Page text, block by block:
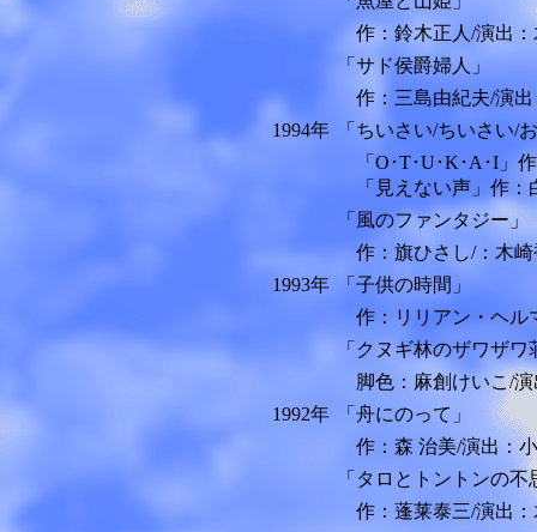
作：鈴木正人/演出：
「サド侯爵婦人」
作：三島由紀夫/演出
1994年
「ちいさい/ちいさい/
「O･T･U･K･A･I」
「見えない声」作
「風のファンタジー」
作：旗ひさし/：木崎
1993年
「子供の時間」
作：リリアン・ヘル
「クヌギ林のザワザワ
脚色：麻創けいこ/演
1992年
「舟にのって」
作：森 治美/演出：
「タロとトントンの
作：蓬莱泰三/演出：